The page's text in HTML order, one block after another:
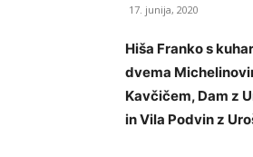
17. junija, 2020
Hiša Franko s
dvema
Kavčičem, Dam z
in Vila Podvin z